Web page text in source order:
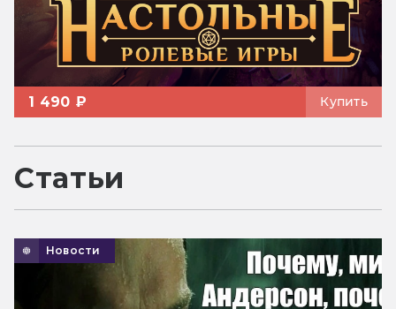
1 490 ₽ Купить
Статьи
Новости